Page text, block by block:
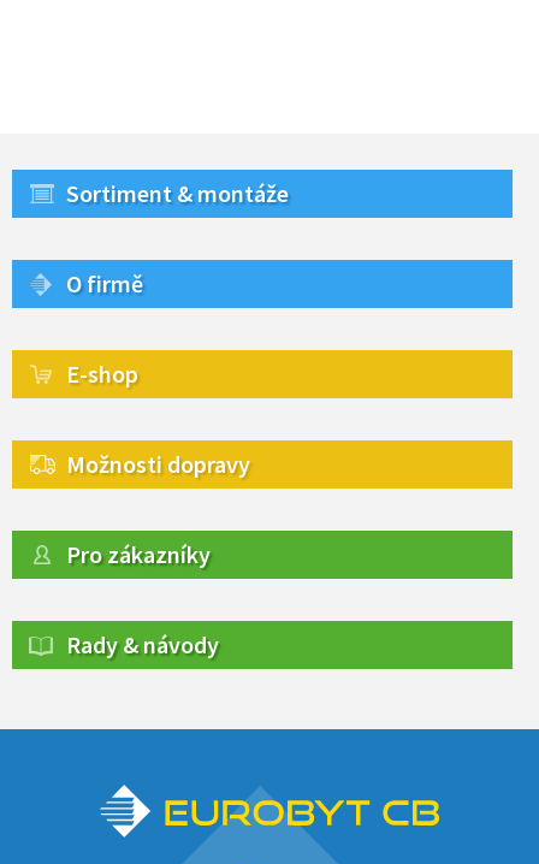
Sortiment & montáže
O firmě
E-shop
Možnosti dopravy
Pro zákazníky
Rady & návody